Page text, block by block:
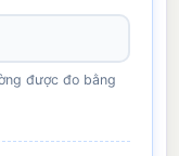
được đo bằng